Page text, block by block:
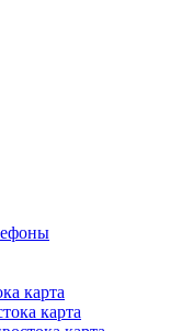
карта
карта